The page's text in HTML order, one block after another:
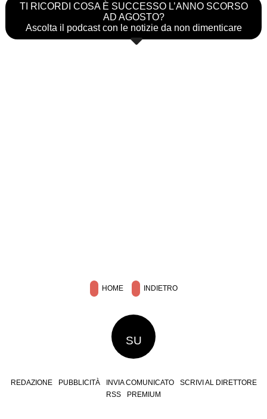
TI RICORDI COSA È SUCCESSO L’ANNO SCORSO
AD AGOSTO?
Ascolta il podcast con le notizie da non dimenticare
HOME INDIETRO
SU
REDAZIONE PUBBLICITÀ INVIA COMUNICATO
SCRIVI AL DIRETTORE
RSS
PREMIUM